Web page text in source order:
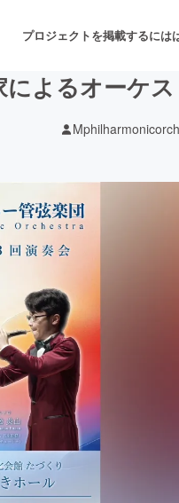
プロジェクトを掲載するには
楽
書籍・雑誌出版
ャレンジ
CAMPFIRE for Social
CAMPFIREふるさと納税
によるオーケ